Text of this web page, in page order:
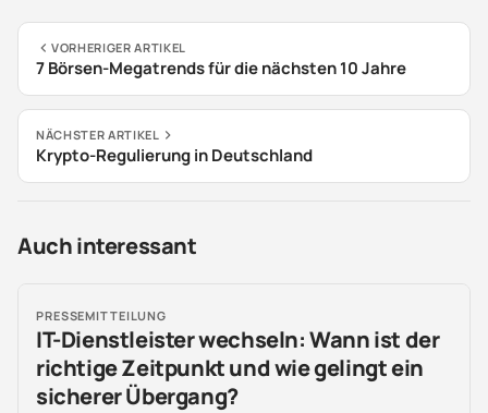
VORHERIGER ARTIKEL
7 Börsen-Megatrends für die nächsten 10 Jahre
NÄCHSTER ARTIKEL
Krypto-Regulierung in Deutschland
Auch interessant
PRESSEMITTEILUNG
IT-Dienstleister wechseln: Wann ist der
richtige Zeitpunkt und wie gelingt ein
sicherer Übergang?